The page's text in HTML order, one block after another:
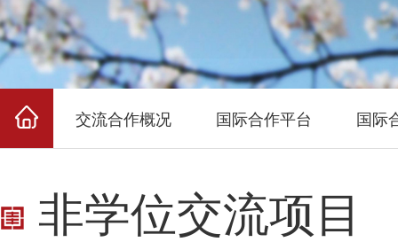
交流合作概况 国际合作平台 国际
非学位交流项目